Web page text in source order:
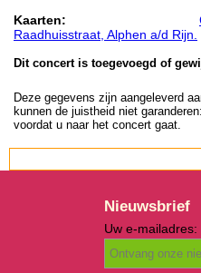
Kaarten:
Raadhuisstraat, Alphen a/d Rijn.
Dit concert is toegevoegd of
Deze gegevens zijn aangeleverd
kunnen de juistheid niet
voordat u naar het concert gaat.
Nieuwsbrief
Uw e-mailadres: